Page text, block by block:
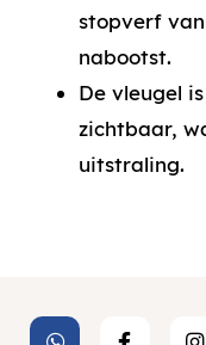
stopverf
nabootst.
De vleugel
zichtbaar,
uitstraling.